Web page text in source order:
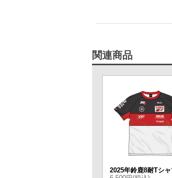
関連商品
2025年鈴鹿8耐Tシャ